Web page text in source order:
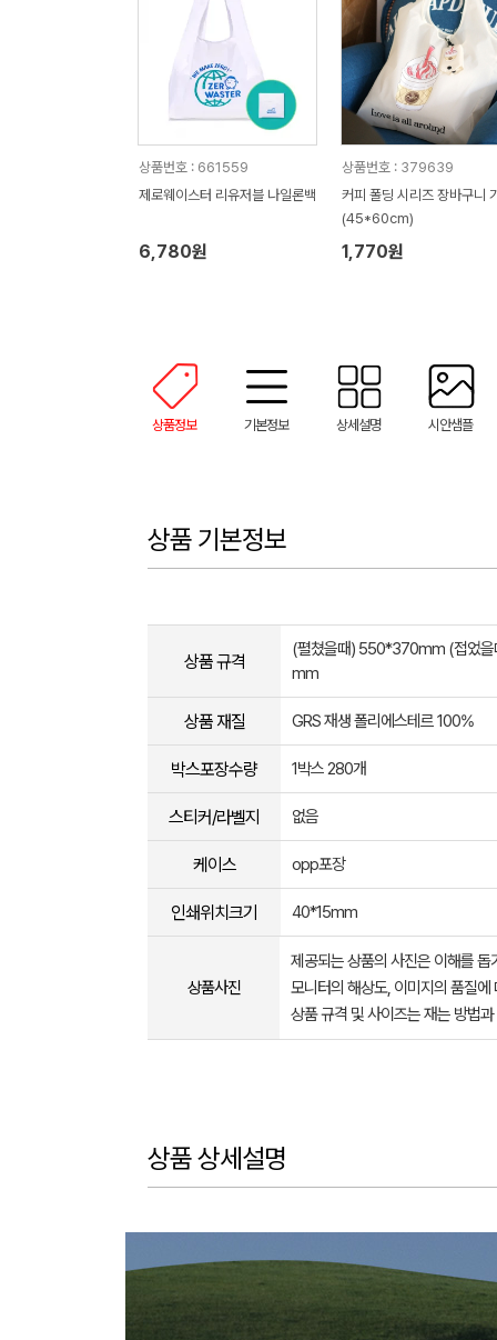
상품번호 : 661559
제로웨이스터 리유저블 나일론백
6,780원
상품번호 : 379639
커피 폴딩 시리즈 장바구니
(45*60cm)
1,770원
상품정보 기본정보 상세설명 시안샘플
상품 기본정보
상품 규격
(펼쳤을때) 550*370mm (접었을
mm
상품 재질 GRS 재생 폴리에스테르 100%
박스포장수량 1박스 280개
스티커/라벨지 없음
케이스 opp포장
인쇄위치크기 40*15mm
상품사진
제공되는 상품의 사진은 이해를
모니터의 해상도, 이미지의 품질
상품 규격 및 사이즈는 재는 방법
상품 상세설명